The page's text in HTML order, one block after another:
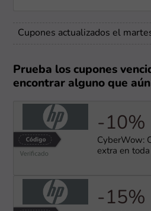
Cupones actualizados el
Prueba los cupones
encontrar alguno que
-10%
CyberWow:
extra en
-15%